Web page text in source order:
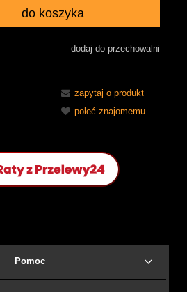
do koszyka
dodaj do przechowalni
zapytaj o produkt
poleć znajomemu
Pomoc